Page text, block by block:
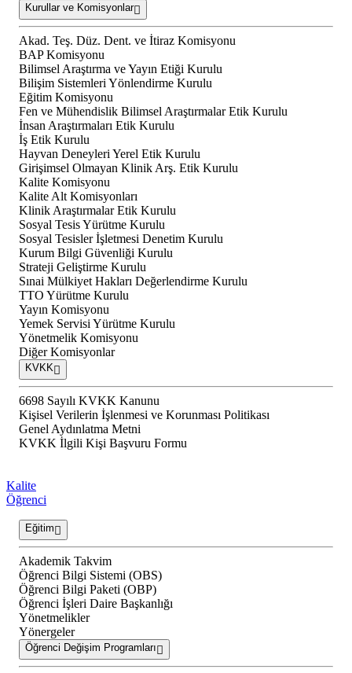
Kurullar ve Komisyonlar
Akad. Teş. Düz. Dent. ve İtiraz Komisyonu
BAP Komisyonu
Bilimsel Araştırma ve Yayın Etiği Kurulu
Bilişim Sistemleri Yönlendirme Kurulu
Eğitim Komisyonu
Fen ve Mühendislik Bilimsel Araştırmalar Etik Kurulu
İnsan Araştırmaları Etik Kurulu
İş Etik Kurulu
Hayvan Deneyleri Yerel Etik Kurulu
Girişimsel Olmayan Klinik Arş. Etik Kurulu
Kalite Komisyonu
Kalite Alt Komisyonları
Klinik Araştırmalar Etik Kurulu
Sosyal Tesis Yürütme Kurulu
Sosyal Tesisler İşletmesi Denetim Kurulu
Kurum Bilgi Güvenliği Kurulu
Strateji Geliştirme Kurulu
Sınai Mülkiyet Hakları Değerlendirme Kurulu
TTO Yürütme Kurulu
Yayın Komisyonu
Yemek Servisi Yürütme Kurulu
Yönetmelik Komisyonu
Diğer Komisyonlar
KVKK
6698 Sayılı KVKK Kanunu
Kişisel Verilerin İşlenmesi ve Korunması Politikası
Genel Aydınlatma Metni
KVKK İlgili Kişi Başvuru Formu
Kalite
Öğrenci
Eğitim
Akademik Takvim
Öğrenci Bilgi Sistemi (OBS)
Öğrenci Bilgi Paketi (OBP)
Öğrenci İşleri Daire Başkanlığı
Yönetmelikler
Yönergeler
Öğrenci Değişim Programları